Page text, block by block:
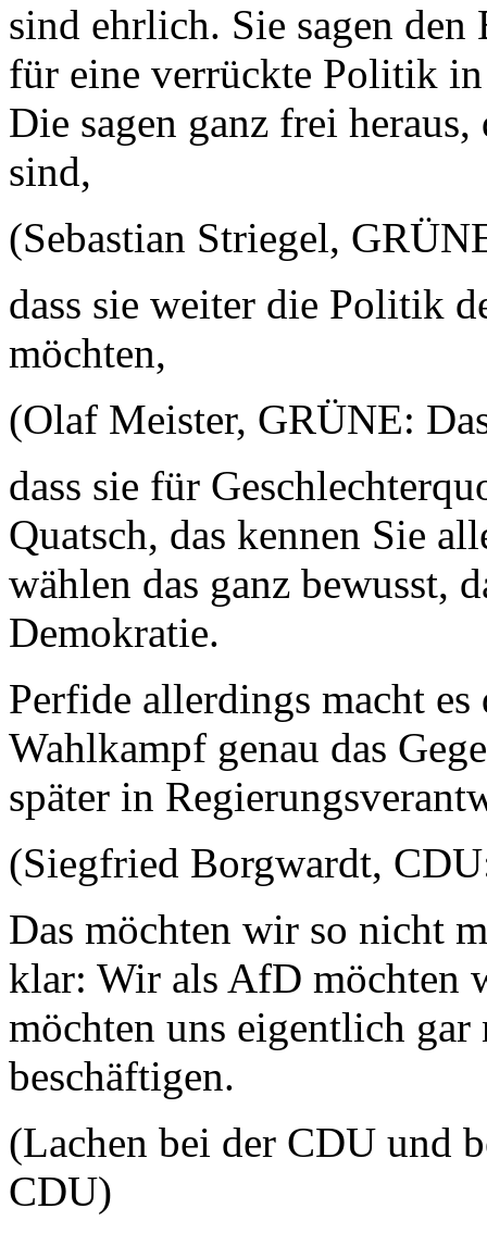
sind ehrlich. Sie sagen den
für eine verrückte Politik
Die sagen ganz frei
sind,
(Sebastian Striegel,
dass sie weiter die Politik
möchten,
(Olaf Meister, GRÜNE:
dass sie für
Quatsch, das kennen Sie
wählen das ganz bewusst,
Demokratie.
Perfide allerdings macht
Wahlkampf genau das
später in
(Siegfried Borgwardt,
Das möchten wir so nicht
klar: Wir als AfD möchten
möchten uns eigentlich
beschäftigen.
(Lachen bei der CDU und
CDU)